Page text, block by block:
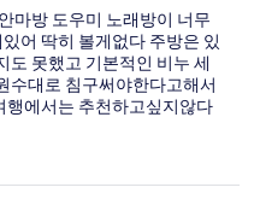
마방 도우미 노래방이 너무
어 딱히 볼게없다 주방은 있
도 못했고 기본적인 비누 세
수대로 침구써야한다고해서
행에서는 추천하고싶지않다